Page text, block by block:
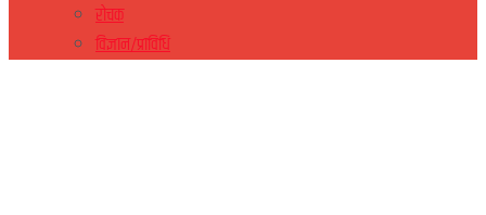
रोचक
विज्ञान/प्राविधि